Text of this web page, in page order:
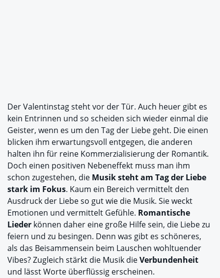
Der Valentinstag steht vor der Tür. Auch heuer gibt es
kein Entrinnen und so scheiden sich wieder einmal die
Geister, wenn es um den Tag der Liebe geht. Die einen
blicken ihm erwartungsvoll entgegen, die anderen
halten ihn für reine Kommerzialisierung der Romantik.
Doch einen positiven Nebeneffekt muss man ihm
schon zugestehen, die Musik steht am Tag der Liebe
stark im Fokus. Kaum ein Bereich vermittelt den
Ausdruck der Liebe so gut wie die Musik. Sie weckt
Emotionen und vermittelt Gefühle. Romantische
Lieder können daher eine große Hilfe sein, die Liebe zu
feiern und zu besingen. Denn was gibt es schöneres,
als das Beisammensein beim Lauschen wohltuender
Vibes? Zugleich stärkt die Musik dieVerbundenheit
und lässt Worte überflüssig erscheinen.